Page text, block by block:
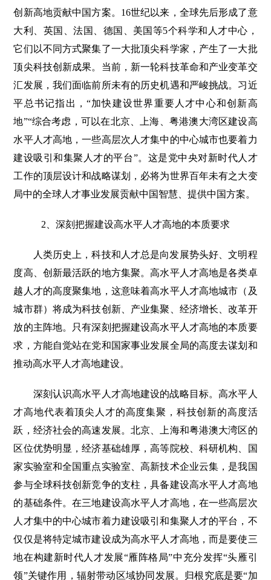
创新高地贡献中国方案。16世纪以来，全球先后形成了意
大利、英国、法国、德国、美国等5个科学和人才中心，
它们以不同方式聚集了一大批顶尖科学家，产生了一大批
顶尖科技创新成果。当前，新一轮科技革命和产业变革交
汇发展，我们面临前所未有的历史机遇和严峻挑战。习近
平总书记指出，“加快建设世界重要人才中心和创新高
地”“综合考虑，可以在北京、上海、粤港澳大湾区建设高
水平人才高地，一些高层次人才集中的中心城市也要着力
建设吸引和集聚人才的平台”。这是党中央对新时代人才
工作的顶层设计和战略谋划，必将为世界百年未有之大变
局中的全球人才事业发展贡献中国智慧、提供中国方案。
2、深刻把握建设高水平人才高地的本质要求
人类历史上，科技和人才总是向发展势头好、文明程
度高、创新最活跃的地方集聚。高水平人才高地是各类卓
越人才的高度聚集地，这意味着高水平人才高地城市（及
城市群）将成为科技创新、产业集聚、经济增长、改革开
放的主阵地。只有深刻把握建设高水平人才高地的本质要
求，方能自觉站在党和国家事业发展全局的高度去谋划和
推动高水平人才高地建设。
深刻认识高水平人才高地建设的战略目标。高水平人
才高地代表着顶尖人才的高度集聚，科技创新的高度活
跃，经济社会的高速发展。北京、上海和粤港澳大湾区的
区位优势明显，经济基础雄厚，高等院校、科研机构、国
家实验室和全国重点实验室、高新技术企业云集，是我国
参与全球科技创新竞争的支柱，具备建设高水平人才高地
的基础条件。在三地建设高水平人才高地，在一些高层次
人才集中的中心城市着力建设吸引和集聚人才的平台，不
仅仅是将特定城市建设成为高水平人才高地，而是要使三
地在构建新时代人才发展“雁阵格局”中充分发挥“头雁引
领”关键作用，辐射带动区域协同发展。归根究底是要“加